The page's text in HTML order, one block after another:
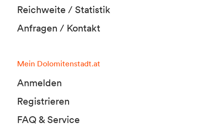
Reichweite / Statistik
Anfragen / Kontakt
Mein Dolomitenstadt.at
Anmelden
Registrieren
FAQ & Service